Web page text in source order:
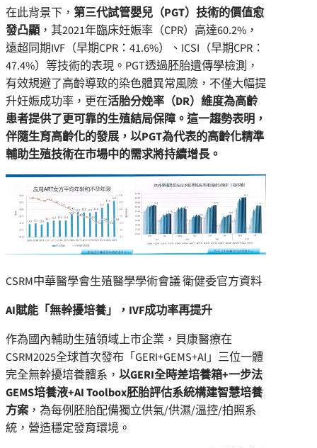
在此背景下， 第三代試管嬰兒（PGT）技術的價值愈
發凸顯 ，其2021年臨床妊娠率（CPR）高達60.2%，
遠超同期IVF（早期CPR：41.6%）、ICSI（早期CPR：
47.4%）等技術的表現。PGT透過胚胎遺傳學檢測，
有效規避了高齡導致的染色體異常風險，不僅大幅提
升妊娠成功率，更在活胎分娩率（DR）維度為高齡
患者提供了更可靠的生殖結局保障。這一趨勢表明，
伴隨生育高齡化的發展，以PGT為代表的高齡化精準
輔助生殖技術在市場中的需求將持續增長。
CSRM中華醫學會生殖醫學學術會議 衛健委官方資料
AI賦能「無幹擾培養」，IVF成功率再提升
作為國內輔助生殖領域上市企業，貝康醫療在
CSRM2025全球首次發布「GERI+GEMS+AI」三位一體
完全無幹擾培養體系， 以GERI全時差培養箱+一步法
GEMS培養液+AI Toolbox胚胎評估系統構建智慧培養
方案 ，為每例胚胎配備獨立供氣/供濕/溫控/拍照系
統，營造穩定發育環境。